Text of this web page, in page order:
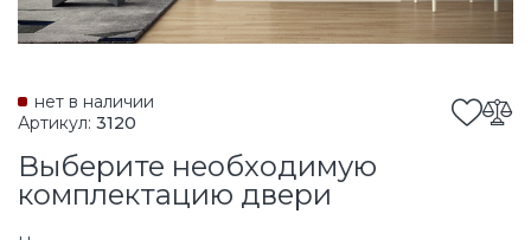
нет в наличии
Артикул: 3120
Выберите необходимую
комплектацию двери